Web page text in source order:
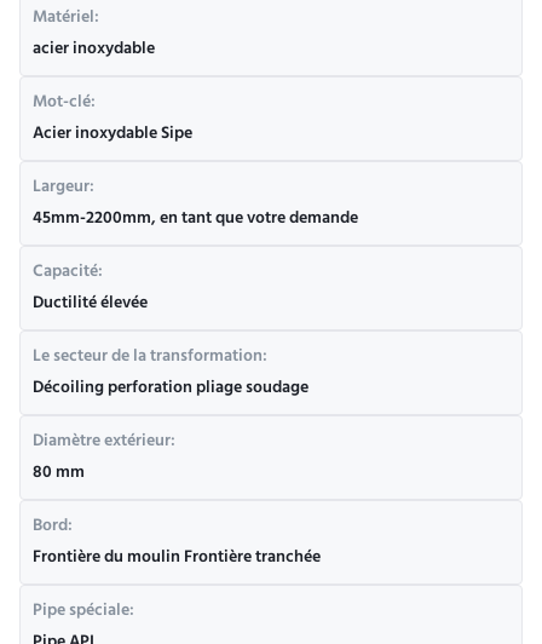
Matériel:
acier inoxydable
Mot-clé:
Acier inoxydable Sipe
Largeur:
45mm-2200mm, en tant que votre demande
Capacité:
Ductilité élevée
Le secteur de la transformation:
Décoiling perforation pliage soudage
Diamètre extérieur:
80 mm
Bord:
Frontière du moulin Frontière tranchée
Pipe spéciale: